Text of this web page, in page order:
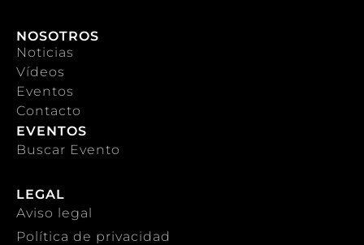
NOSOTROS
Noticias
Vídeos
Eventos
Contacto
EVENTOS
Buscar Evento
LEGAL
Aviso legal
Política de privacidad